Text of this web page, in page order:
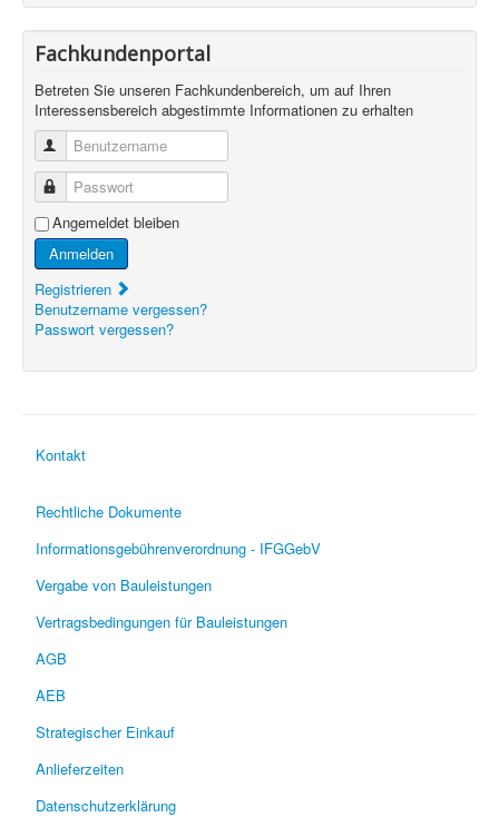
Fachkundenportal
Betreten Sie unseren Fachkundenbereich, um auf Ihren
Interessensbereich abgestimmte Informationen zu erhalten
Benutzername
Passwort
Angemeldet bleiben
Anmelden
Registrieren
Benutzername vergessen?
Passwort vergessen?
Kontakt
Rechtliche Dokumente
Informationsgebührenverordnung - IFGGebV
Vergabe von Bauleistungen
Vertragsbedingungen für Bauleistungen
AGB
AEB
Strategischer Einkauf
Anlieferzeiten
Datenschutzerklärung